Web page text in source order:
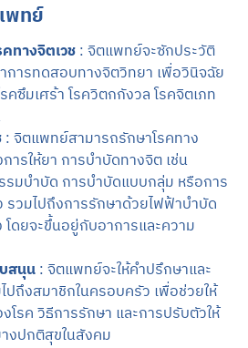
พทย์
ทางจิตเวช: จิตแพทย์จะซักประวัติ
การทดสอบทางจิตวิทยา เพื่อวินิจฉัย
คซึมเศร้า โรควิตกกังวล โรคจิตเภท
: จิตแพทย์สามารถรักษาโรคทาง
ารให้ยา การบำบัดทางจิต เช่น
มบำบัด การบำบัดแบบกลุ่ม หรือการ
วมไปถึงการรักษาด้วยไฟฟ้าบำบัด
ดยจะขึ้นอยู่กับอาการและความ
สนุน: จิตแพทย์จะให้คำปรึกษาและ
ถึงสมาชิกในครอบครัว เพื่อช่วยให้
งโรค วิธีการรักษา และการปรับตัวให้
งปกติสุขในสังคม